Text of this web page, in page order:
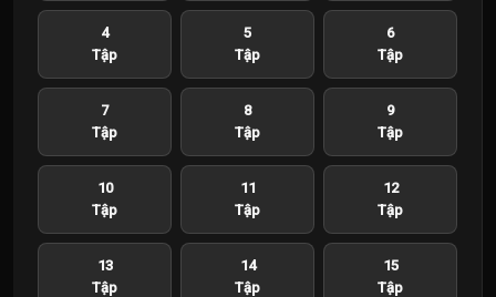
4
Tập
5
Tập
6
Tập
7
Tập
8
Tập
9
Tập
10
Tập
11
Tập
12
Tập
13
Tập
14
Tập
15
Tập